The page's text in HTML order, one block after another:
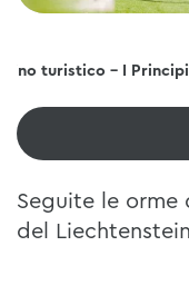
turistico - I
Seguite le orme
del